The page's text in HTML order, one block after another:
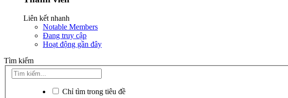
Liên kết nhanh
Notable Members
Đang truy cập
Hoạt động gần đây
Tìm kiếm
Chỉ tìm trong tiêu đề